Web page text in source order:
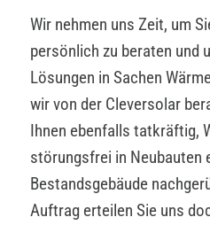
Wir nehmen uns Zeit, um
persönlich zu beraten und
Lösungen in Sachen
wir von der Cleversolar
Ihnen ebenfalls tatkräftig,
störungsfrei in Neubauten
Bestandsgebäude
Auftrag erteilen Sie uns